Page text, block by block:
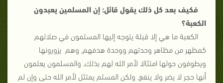
فكيف بعد كل ذلك يقول قائل: إن المسلمين يعبدون
الكعبة؟
الكعبة ما هي إلا قبلة يتوجه إليها المسلمون في صلاتهم
كمظهر من مظاهر وحدتهم ووحدة هدفهم, وهم يزورونها
ويطوفون حولها امتثالا لأمر الله لهم بذلك, والمسلمون يعلمون
أنها حجر لا يضر ولا ينفع, ولكن المسلم يمتثل لأمر الله حتى وإن لم